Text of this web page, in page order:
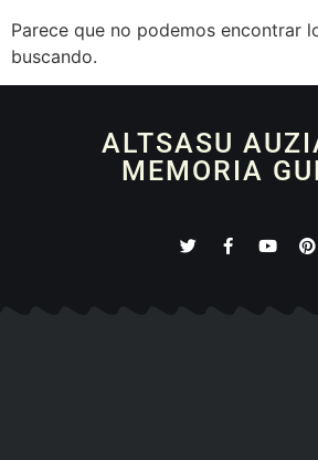
Parece que no podemos encontrar
buscando.
ALTSASU
MEMORIA